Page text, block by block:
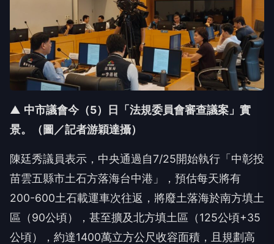
▲ 中市議會今（5）日「法規委員會審查議案」實
景。（圖／記者游穎達攝）
陳廷秀議員表示，中央通過自7/25開始執行「中彰投
苗雲五縣市土石方落海台中港」，預估每天將有
200-600土石載運車次往返，將廢土落海於南方填土
區（90公頃），甚至擴及北方填土區（125公頃+35
公頃），約達1400萬立方公尺收容面積，且規劃高